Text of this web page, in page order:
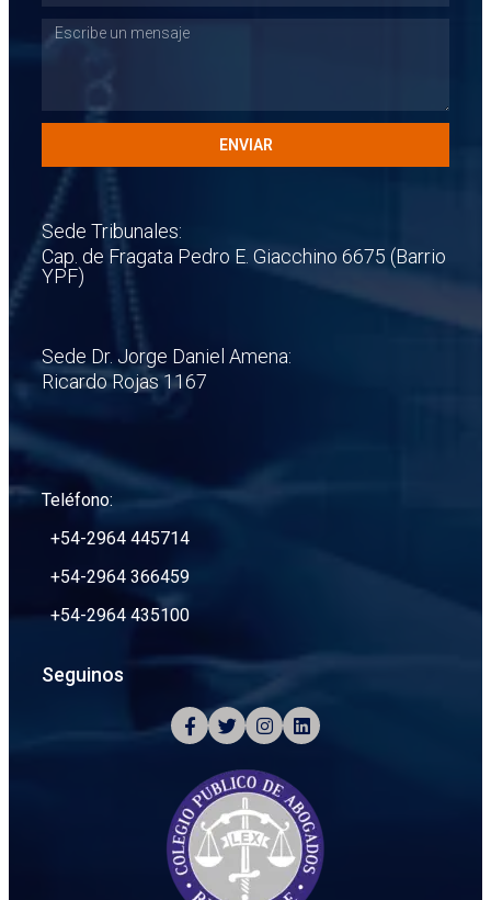
ENVIAR
Sede Tribunales:
Cap. de Fragata Pedro E. Giacchino 6675 (Barrio
YPF)
Sede Dr. Jorge Daniel Amena:
Ricardo Rojas 1167
Teléfono:
+54-2964 445714
+54-2964 366459
+54-2964 435100
Seguinos